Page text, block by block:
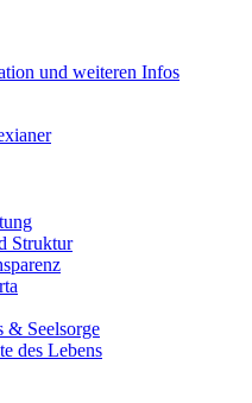
und weiteren Infos
Struktur
& Seelsorge
des Lebens